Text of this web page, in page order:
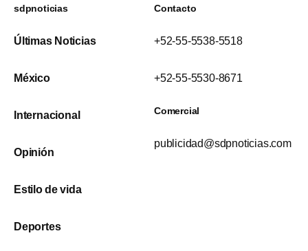
sdpnoticias
Últimas Noticias
México
Internacional
Opinión
Estilo de vida
Deportes
Contacto
+52-55-5538-5518
+52-55-5530-8671
Comercial
publicidad@sdpnoticias.com